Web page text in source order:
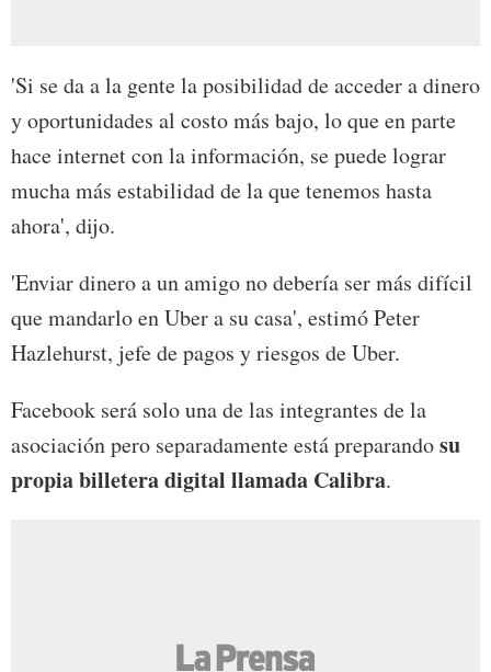
'Si se da a la gente la posibilidad de acceder a dinero
y oportunidades al costo más bajo, lo que en parte
hace internet con la información, se puede lograr
mucha más estabilidad de la que tenemos hasta
ahora', dijo.
'Enviar dinero a un amigo no debería ser más difícil
que mandarlo en Uber a su casa', estimó Peter
Hazlehurst, jefe de pagos y riesgos de Uber.
Facebook será solo una de las integrantes de la
asociación pero separadamente está preparandosu
propia billetera digital llamada Calibra.